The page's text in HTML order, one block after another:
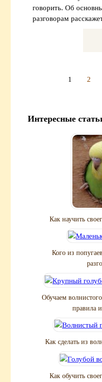
говорить. Об
разговорам
1 2
Интересные
Как научить
Кого из
Обучаем
правила
Как сделать из
Как обучить